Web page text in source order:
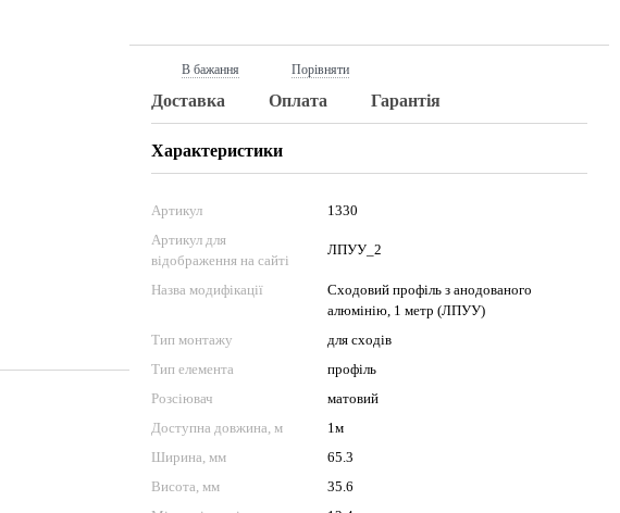
В бажання Порівняти
Доставка Оплата Гарантія
Характеристики
Артикул
1330
Артикул для
відображення на сайті
ЛПУУ_2
Назва модифікації
Сходовий профіль з анодованого
алюмінію, 1 метр (ЛПУУ)
Тип монтажу
для сходів
Тип елемента
профіль
Розсіювач
матовий
Доступна довжина, м
1м
Ширина, мм
65.3
Висота, мм
35.6